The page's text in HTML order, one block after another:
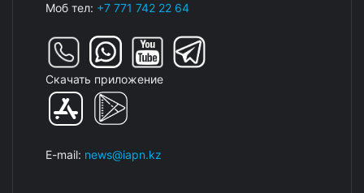
Моб тел: +7 771 742 22 64
Скачать приложение
E-mail: news@iapn.kz